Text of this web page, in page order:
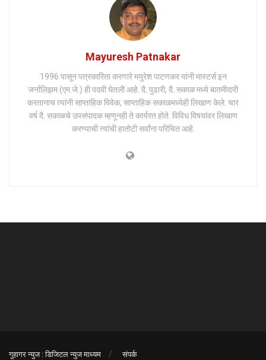
Mayuresh Patnakar
1996 पासून पत्रकारिता करणारे मयुरेश पाटणकर यांनी मास्टर्स इन
जर्नालिझम (एम.जे.) ही पदवी घेतली आहे. दै. पुढारी, दै. सकाळ मध्ये बातमीदारी
करतानाच त्यांनी साप्ताहिक विवेक, साप्ताहिक सकाळमध्येही लिखाण केले. चार
वर्ष दै. सकाळचे उपसंपादक म्हणूनही ते कार्यरत होते. विविध विषयांवर लिखाण
करण्याची त्यांची हातोटी सर्वांना परिचित आहे.
गुहागर न्युज : डिजिटल न्युज माध्यम संपर्क